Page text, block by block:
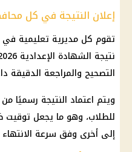
إعلان النتيجة في كل
تقوم كل مديرية تعليمية في
التصحيح والمراجعة الدقيقة
ويتم اعتماد النتيجة رسميًا
للطلاب، وهو ما يجعل توقيت
إلى أخرى وفق سرعة الانتهاء